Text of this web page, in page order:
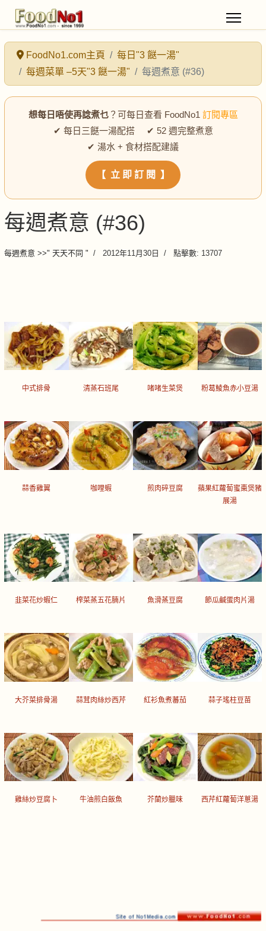
FoodNo1.com主頁
每日"3 餸一湯"
每週菜單 –5天"3 餸一湯"
每週煮意 (#36)
想每日唔使再諗煮乜？可每日查看 FoodNo1 訂閱專區
✔ 每日三餸一湯配搭 ✔ 52 週完整煮意
✔ 湯水 + 食材搭配建議
【 立 即 訂 閱 】
每週煮意 (#36)
每週煮意 >>" 天天不同 " 2012年11月30日 點擊數: 13707
中式排骨 清蒸石班尾 啫啫生菜煲 粉葛鯪魚赤小豆湯
蒜香雞翼 咖哩蝦 煎肉碎豆腐
蘋果紅蘿蔔蜜棗煲豬
展湯
韭菜花炒蝦仁 榨菜蒸五花腩片 魚滑蒸豆腐 節瓜鹹蛋肉片湯
大芥菜排骨湯 蒜茸肉絲炒西芹 紅衫魚煮蕃茄 蒜子瑤柱豆苗
雞絲炒豆腐卜 牛油煎白飯魚 芥蘭炒臘味 西芹紅蘿蔔洋蔥湯